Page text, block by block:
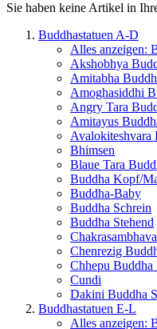
Sie haben keine Artikel in
Buddhastatuen A-D
Alles anzeigen:
Akshobhya
Amitabha
Amoghasiddhi
Angry Tara
Amitayus
Avalokiteshvara
Bhimsen
Blaue Tara
Buddha Kopf/
Buddha-Baby
Buddha Schrein
Buddha Stehend
Chenrezig
Chhepu Buddha
Cundi
Dakini Buddha
Buddhastatuen E-L
Alles anzeigen: